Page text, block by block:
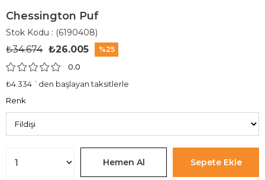
Chessington Puf
Stok Kodu (6190408)
₺34.674 ₺26.005 25
0.0
₺4.334 `den başlayan taksitlerle
Renk